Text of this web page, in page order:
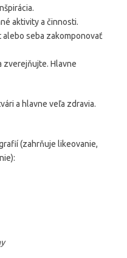
aktivity a činnosti.
seba zakomponovať
zverejňujte. Hlavne
a hlavne veľa zdravia.
(zahrňuje likeovanie,